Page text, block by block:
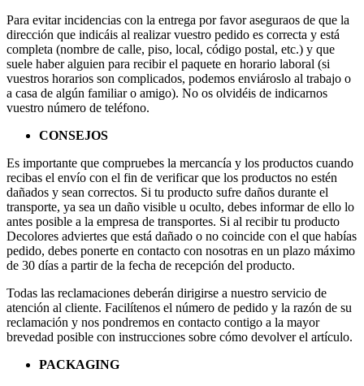
Para evitar incidencias con la entrega por favor aseguraos de que la
dirección que indicáis al realizar vuestro pedido es correcta y está
completa (nombre de calle, piso, local, código postal, etc.) y que
suele haber alguien para recibir el paquete en horario laboral (si
vuestros horarios son complicados, podemos enviároslo al trabajo o
a casa de algún familiar o amigo). No os olvidéis de indicarnos
vuestro número de teléfono.
CONSEJOS
Es importante que compruebes la mercancía y los productos cuando
recibas el envío con el fin de verificar que los productos no estén
dañados y sean correctos. Si tu producto sufre daños durante el
transporte, ya sea un daño visible u oculto, debes informar de ello lo
antes posible a la empresa de transportes. Si al recibir tu producto
Decolores adviertes que está dañado o no coincide con el que habías
pedido, debes ponerte en contacto con nosotras en un plazo máximo
de 30 días a partir de la fecha de recepción del producto.
Todas las reclamaciones deberán dirigirse a nuestro servicio de
atención al cliente. Facilítenos el número de pedido y la razón de su
reclamación y nos pondremos en contacto contigo a la mayor
brevedad posible con instrucciones sobre cómo devolver el artículo.
PACKAGING